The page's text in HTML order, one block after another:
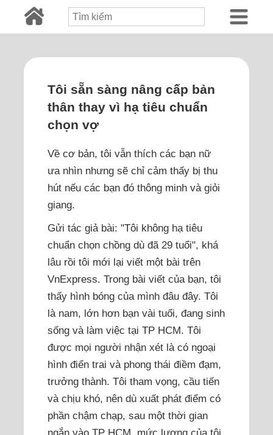
Tôi sẵn sàng nâng cấp bản
thân thay vì hạ tiêu chuẩn
chọn vợ
Về cơ bản, tôi vẫn thích các bạn nữ
ưa nhìn nhưng sẽ chỉ cảm thấy bị thu
hút nếu các bạn đó thông minh và giỏi
giang.
Gửi tác giả bài: "Tôi không hạ tiêu
chuẩn chọn chồng dù đã 29 tuổi", khá
lâu rồi tôi mới lại viết một bài trên
VnExpress. Trong bài viết của bạn, tôi
thấy hình bóng của mình đâu đây. Tôi
là nam, lớn hơn bạn vài tuổi, đang sinh
sống và làm việc tại TP HCM. Tôi
được mọi người nhận xét là có ngoại
hình điển trai và phong thái điềm đạm,
trưởng thành. Tôi tham vọng, cầu tiến
và chịu khó, nên dù xuất phát điểm có
phần chậm chạp, sau một thời gian
ngắn vào TP HCM, mức lương của tôi